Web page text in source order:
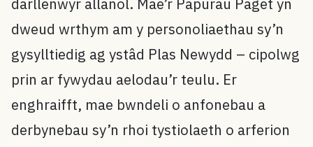
darllenwyr allanol. Mae’r Papurau Paget yn
dweud wrthym am y personoliaethau sy’n
gysylltiedig ag ystâd Plas Newydd – cipolwg
prin ar fywydau aelodau’r teulu. Er
enghraifft, mae bwndeli o anfonebau a
derbynebau sy’n rhoi tystiolaeth o arferion